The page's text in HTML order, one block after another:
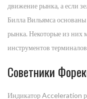
движение рынка, а если
Билла Вильямса
рынка. Некоторые из них
инструментов
Советники
Индикатор Acceleration